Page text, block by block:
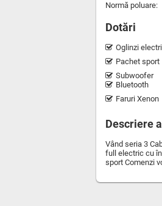
Normă poluare:
Dotări
Oglinzi
Pachet sport
Subwoofer
Bluetooth
Faruri Xenon
Descriere
Vând seria 3
full electric cu
sport Comenzi